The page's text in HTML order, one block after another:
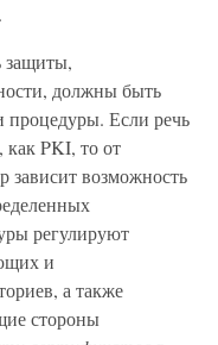
защиты,
должны быть
Если речь
как PKI, то от
зависит возможность
регулируют
и
а также
стороны